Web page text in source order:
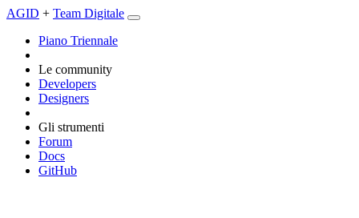
AGID + Team Digitale
Piano Triennale
Le community
Developers
Designers
Gli strumenti
Forum
Docs
GitHub